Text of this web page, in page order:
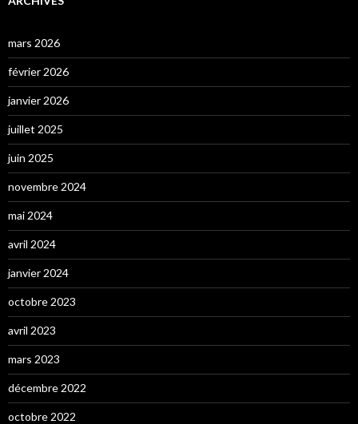
mars 2026
février 2026
janvier 2026
juillet 2025
juin 2025
novembre 2024
mai 2024
avril 2024
janvier 2024
octobre 2023
avril 2023
mars 2023
décembre 2022
octobre 2022